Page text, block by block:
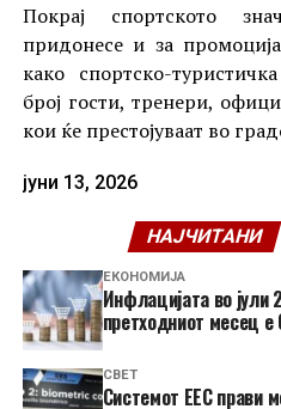
Покрај спортското
придонесе и за
како спортско-
број гости, тренери,
кои ќе престојуваат во
јуни 13, 2026
НАЈЧИТАНИ
ЕКОНОМИЈА
Инфлацијата во јули
претходниот месец е
СВЕТ
Системот ЕЕС прави